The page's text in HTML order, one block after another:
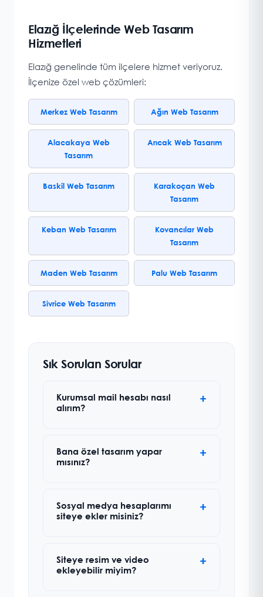
Elazığ İlçelerinde Web Tasarım
Hizmetleri
Elazığ genelinde tüm ilçelere hizmet veriyoruz.
İlçenize özel web çözümleri:
Merkez Web Tasarım Ağın Web Tasarım
Alacakaya Web
Tasarım
Arıcak Web Tasarım
Baskil Web Tasarım
Karakoçan Web
Tasarım
Keban Web Tasarım
Kovancılar Web
Tasarım
Maden Web Tasarım Palu Web Tasarım
Sivrice Web Tasarım
Sık Sorulan Sorular
Kurumsal mail hesabı nasıl
alırım?
Bana özel tasarım yapar
mısınız?
Sosyal medya hesaplarımı
siteye ekler misiniz?
Siteye resim ve video
ekleyebilir miyim?